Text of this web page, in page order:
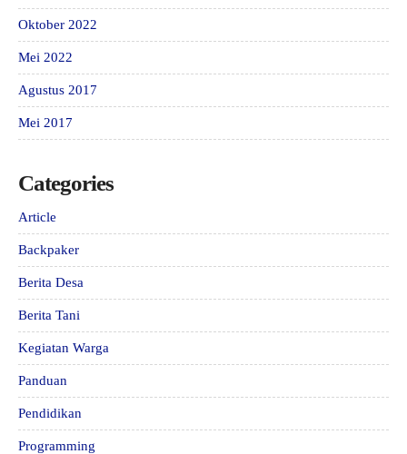
Oktober 2022
Mei 2022
Agustus 2017
Mei 2017
Categories
Article
Backpaker
Berita Desa
Berita Tani
Kegiatan Warga
Panduan
Pendidikan
Programming